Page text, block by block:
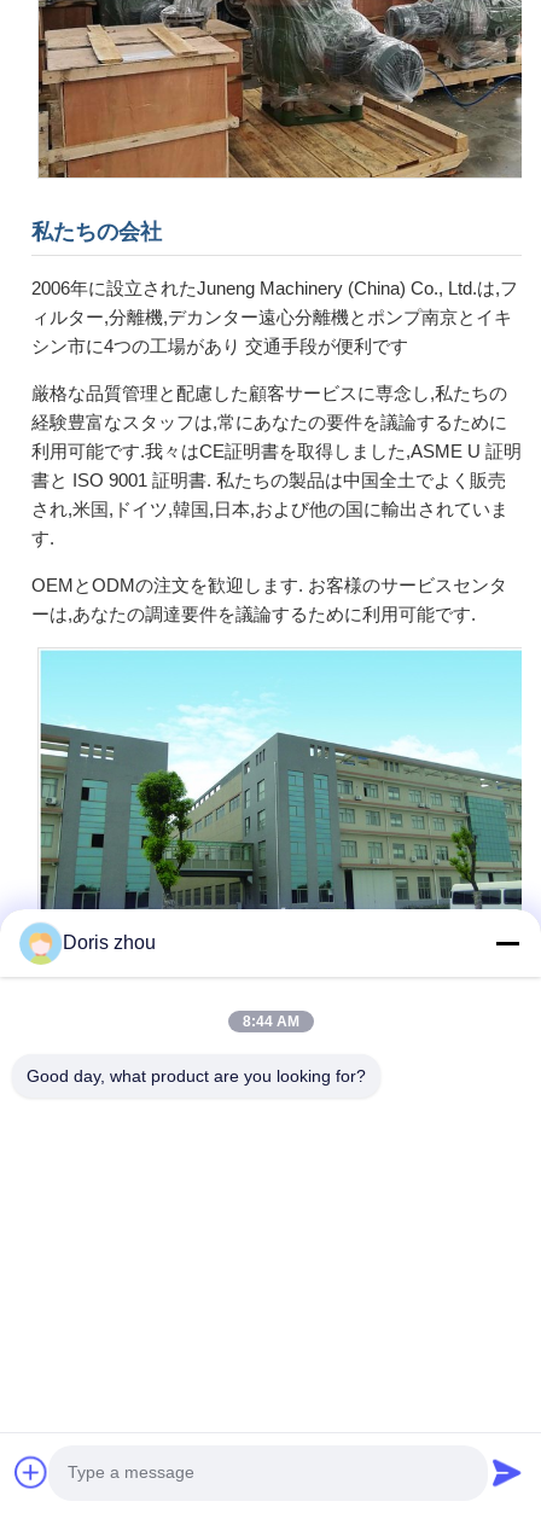
私たちの会社
2006年に設立されたJuneng Machinery (China) Co., Ltd.は,フ
ィルター,分離機,デカンター遠心分離機とポンプ南京とイキ
シン市に4つの工場があり 交通手段が便利です
厳格な品質管理と配慮した顧客サービスに専念し,私たちの
経験豊富なスタッフは,常にあなたの要件を議論するために
利用可能です.我々はCE証明書を取得しました,ASME U 証明
書と ISO 9001 証明書. 私たちの製品は中国全土でよく販売
され,米国,ドイツ,韓国,日本,および他の国に輸出されていま
す.
OEMとODMの注文を歓迎します. お客様のサービスセンタ
ーは,あなたの調達要件を議論するために利用可能です.
Doris zhou
8:44 AM
Good day, what product are you looking for?